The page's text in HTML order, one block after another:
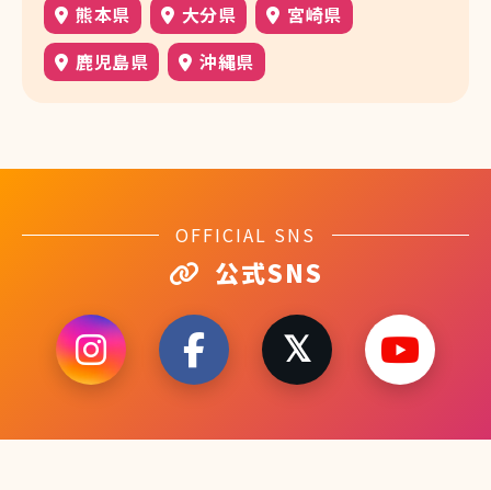
熊本県
大分県
宮崎県
鹿児島県
沖縄県
OFFICIAL SNS
公式SNS